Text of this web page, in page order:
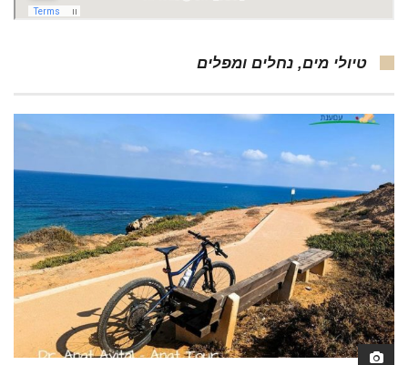
טיולי מים, נחלים ומפלים